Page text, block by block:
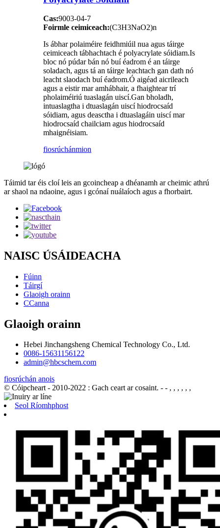
Cas:9003-04-7
Foirmle ceimiceach:(C3H3NaO2)n
Is ábhar polaiméire feidhmiúil nua agus táirge
ceimiceach tábhachtach é polyacrylate sóidiam.Is
bloc nó púdar bán nó buí éadrom é an táirge
soladach, agus tá an táirge leachtach gan dath nó
leacht slaodach buí éadrom.Ó aigéad aicrileach
agus a eistir mar amhábhair, a fhaightear trí
pholaiméiriú tuaslagán uiscí.Gan bholadh,
intuaslagtha i dtuaslagán uiscí hiodrocsaíd
sóidiam, agus deasctha i dtuaslagáin uiscí mar
hiodrocsaíd chailciam agus hiodrocsaíd
mhaignéisiam.
fiosrúchánmion
Táimid tar éis cloí leis an gcoincheap a dhéanamh ar cheimic athrú
ar shaol na ndaoine, agus i gcónaí nuálaíoch agus a fhorbairt.
NAISC ÚSÁIDEACHA
Fúinn
Táirgí
Glaoigh orainn
CCanna
Glaoigh orainn
Hebei Jinchangsheng Chemical Technology Co., Ltd.
0086-15631156122
admin@hbcschem.com
fiosrúchán anois
© Cóipcheart - 2010-2022 : Gach ceart ar cosaint. - - , , , , , ,
Seol Ríomhphost